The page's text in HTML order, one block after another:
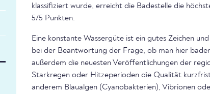
klassifiziert wurde, erreicht die Badestelle die
5/5 Punkten.
Eine konstante Wassergüte ist ein gutes Zeichen
bei der Beantwortung der Frage, ob man hier
außerdem die neuesten Veröffentlichungen der
Starkregen oder Hitzeperioden die Qualität
anderem Blaualgen (Cyanobakterien), Vibrionen